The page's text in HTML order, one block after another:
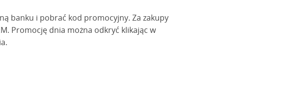
banku i pobrać kod promocyjny. Za zakupy
Promocję dnia można odkryć klikając w